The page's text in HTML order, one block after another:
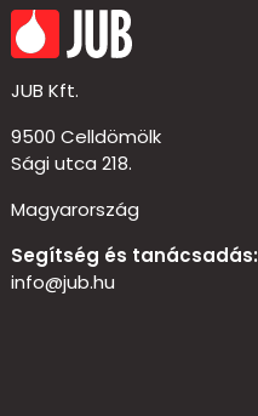
JUB Kft.
9500 Celldömölk
Sági utca 218.
Magyarország
Segítség és tanácsadás:
info@jub.hu